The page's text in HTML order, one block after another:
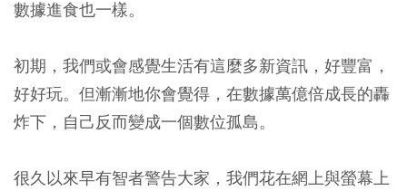
數據進食也一樣。
初期，我們或會感覺生活有這麼多新資訊，好豐富，
好好玩。但漸漸地你會覺得，在數據萬億倍成長的轟
炸下，自己反而變成一個數位孤島。
很久以來早有智者警告大家，我們花在網上與螢幕上